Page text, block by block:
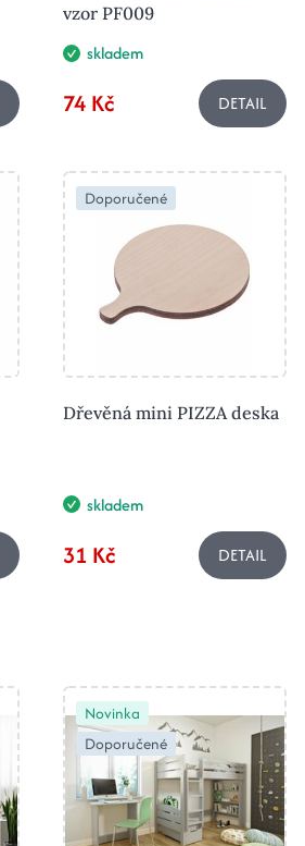
vzor PF009
skladem
74 Kč DETAIL
Doporučené
Dřevěná mini PIZZA deska
skladem
31 Kč DETAIL
Novinka
Doporučené